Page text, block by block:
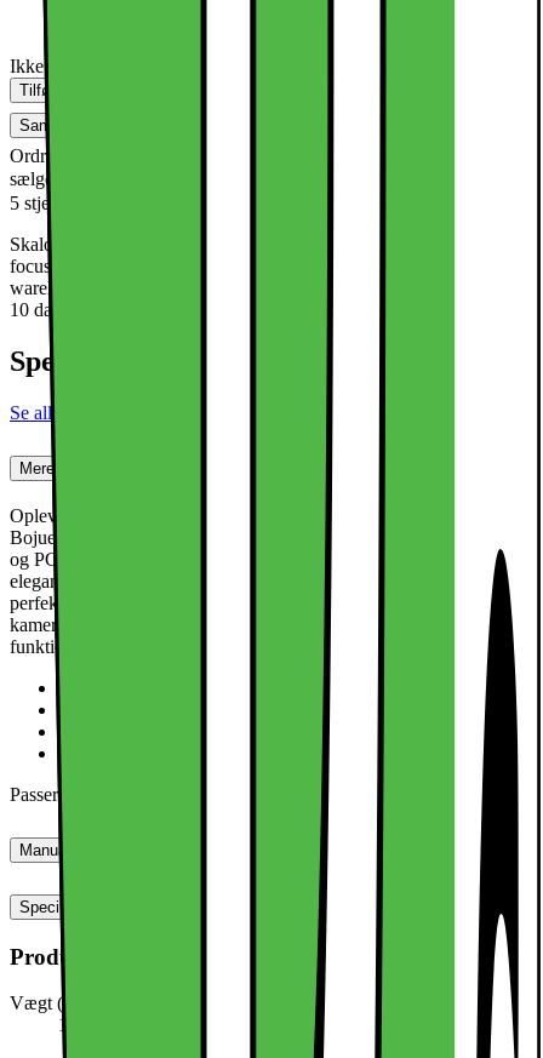
Ikke på lager i butik
Tilføj til kurv
Sammenlign
Ordre, retur og reklamationer håndteres af sælger - læs om denne
sælger:
5 stjerner.
Skalofodral (SKALO AB) is a Swedish based company with main
focus on phone cases and accessories. All items will leave our
warehouse in Sweden within 1 business day. Expected delivery is 3-
10 days.
Specifikationer
Se alle specifikationer
Mere om produktet
Oplev den perfekte blanding af beskyttelse og stil med X-LEVEL
Bojue-3 Series. Dette cover er fremstillet af holdbart PU-læder, TPU
og PC, der beskytter din telefon mod hverdagens stød og ridser. Det
elegante design i PU-læder giver et sofistikeret look, der passer
perfekt til forretningsbrug. De hævede kanter beskytter skærmen og
kameraet, mens de præcise udskæringer giver nem adgang til alle
funktioner. TPU og PU-læder sikrer et behageligt og sikkert greb.
PU-læder, TPU og PC materialer
Hævede kanter for ekstra beskyttelse
Præcise udskæringer for nem adgang
Komfortabelt og sikkert greb
Passer til:
Manualer, downloads, garanti og support
Specifikationer
Produktmål
Vægt (inkl. emballage)
100,0 g